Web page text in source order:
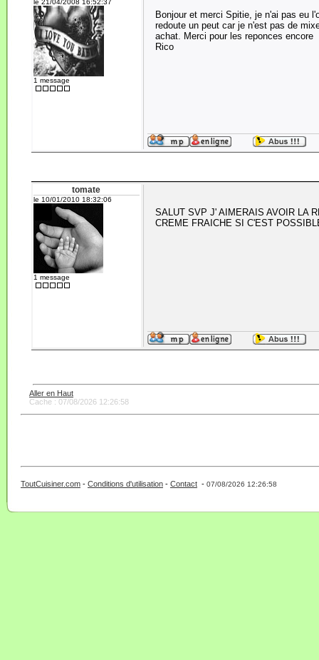
le 21/04/2008 16:52:37
1 message
Bonjour et merci Spitie, je n'ai pas eu
redoute un peut car je n'est pas de
achat. Merci pour les reponces encore
Rico
tomate
le 10/01/2010 18:32:06
1 message
SALUT SVP J' AIMERAIS AVOIR LA
CREME FRAICHE SI C'EST
Aller en Haut
Cache : 07/08/2026 12:26:58
ToutCuisiner.com - Conditions d'utilisation - Contact - 07/08/2026 12:26:58